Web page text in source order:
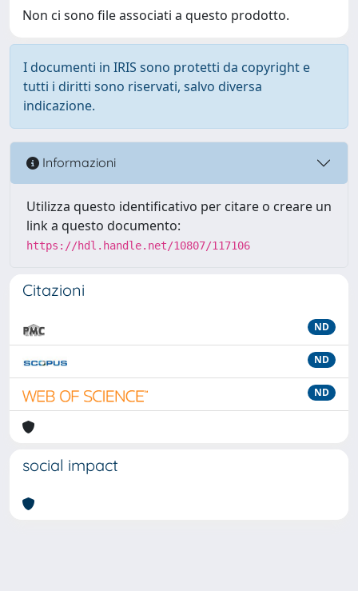
Non ci sono file associati a questo prodotto.
I documenti in IRIS sono protetti da copyright e
tutti i diritti sono riservati, salvo diversa
indicazione.
Informazioni
Utilizza questo identificativo per citare o creare un
link a questo documento:
https://hdl.handle.net/10807/117106
Citazioni
ND
ND
ND
social impact